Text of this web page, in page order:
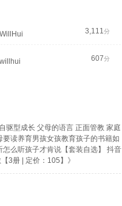
WillHui 3,111分
607分
自驱型成长 父母的语言 正面管教 家庭
要读养育男孩女孩教育孩子的书籍如
怎么听孩子才肯说【套装自选】 抖音
3册 | 定价：105】 》